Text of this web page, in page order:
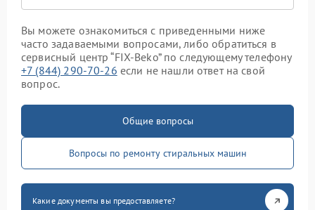
Вы можете ознакомиться с приведенными ниже
часто задаваемыми вопросами, либо обратиться в
сервисный центр “FIX-Beko” по следующему телефону
+7 (844) 290-70-26 если не нашли ответ на свой
вопрос.
Общие вопросы
Вопросы по ремонту стиральных машин
Какие документы вы предоставляете?